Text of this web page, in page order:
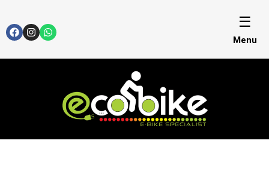
☰
Menu